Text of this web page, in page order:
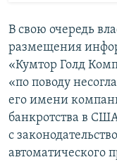
В свою очередь
размещения
«Кумтор Голд
«по поводу
его имени
банкротства в
с
автоматического